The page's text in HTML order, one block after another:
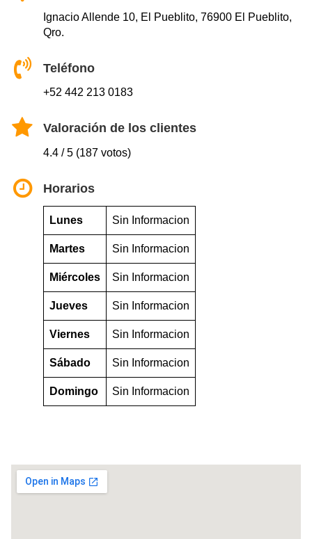
Ignacio Allende 10, El Pueblito, 76900 El Pueblito,
Qro.
Teléfono
+52 442 213 0183
Valoración de los clientes
4.4 / 5 (187 votos)
Horarios
Lunes Sin Informacion
Martes Sin Informacion
Miércoles Sin Informacion
Jueves Sin Informacion
Viernes Sin Informacion
Sábado Sin Informacion
Domingo Sin Informacion